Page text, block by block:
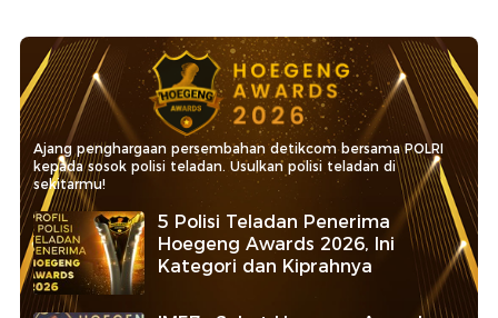
Ajang penghargaan persembahan detikcom bersama POLRI
kepada sosok polisi teladan. Usulkan polisi teladan di
sekitarmu!
5 Polisi Teladan Penerima
Hoegeng Awards 2026, Ini
Kategori dan Kiprahnya